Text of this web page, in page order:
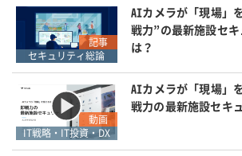
記事
セキュリティ総論
AIカメラが「現場」
戦力”の最新施設セキ
は？
動画
IT戦略・IT投資・DX
AIカメラが「現場」
戦力の最新施設セキ